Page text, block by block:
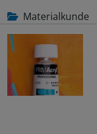
Materialkunde